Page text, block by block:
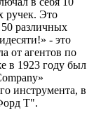
ручек. Это
50 различных
- это
от агентов по
в 1923 году был
инструмента, в
Т".